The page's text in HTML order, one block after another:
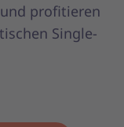
profitieren
Single-